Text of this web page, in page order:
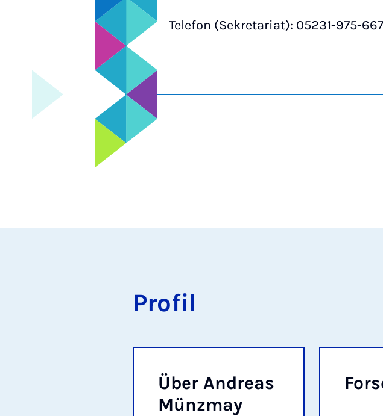
Telefon (Sekretariat): 05231-975-667
Pro­fil
Über An­dre­as
Münz­may